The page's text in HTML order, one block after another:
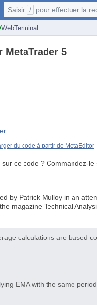
WebTerminal
Saisir / pour effectuer la recherche:
MetaTrader 5
du code à partir de MetaEditor
ce code ? Commandez-le
by Patrick Mulloy in an
magazine Technical
calculations are based
EMA with the same